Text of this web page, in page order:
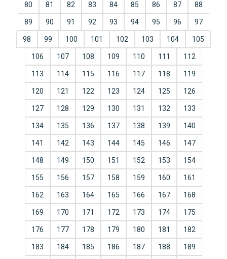
80 81 82 83 84 85 86 87 88
89 90 91 92 93 94 95 96 97
98 99 100 101 102 103 104 105
106 107 108 109 110 111 112
113 114 115 116 117 118 119
120 121 122 123 124 125 126
127 128 129 130 131 132 133
134 135 136 137 138 139 140
141 142 143 144 145 146 147
148 149 150 151 152 153 154
155 156 157 158 159 160 161
162 163 164 165 166 167 168
169 170 171 172 173 174 175
176 177 178 179 180 181 182
183 184 185 186 187 188 189